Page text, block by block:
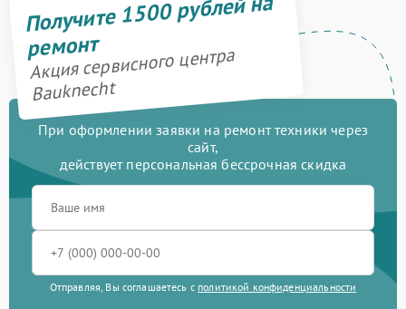
Получите 1500 рублей на
ремонт
Акция сервисного центра
Bauknecht
При оформлении заявки на ремонт техники через
сайт,
действует персональная бессрочная скидка
Отправляя, Вы соглашаетесь с политикой конфиденциальности